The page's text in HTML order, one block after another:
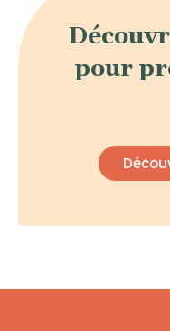
pour